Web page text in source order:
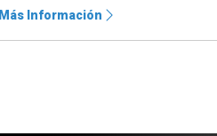
Más Información